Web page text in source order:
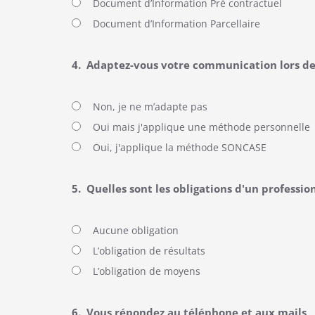
Document d’Information Pré contractuel
Document d’Information Parcellaire
4. Adaptez-vous votre communication lors
Non, je ne m’adapte pas
Oui mais j'applique une méthode personnelle
Oui, j'applique la méthode SONCASE
5. Quelles sont les obligations d'un
Aucune obligation
L’obligation de résultats
L’obligation de moyens
6. Vous répondez au téléphone et aux mails